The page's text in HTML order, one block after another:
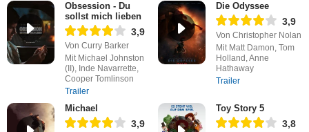
Obsession - Du
sollst mich lieben
3,9
Von Curry Barker
Mit Michael Johnston
(II), Inde Navarrette,
Cooper Tomlinson
Trailer
Die Odyssee
3,9
Von Christopher Nolan
Mit Matt Damon, Tom
Holland, Anne
Hathaway
Trailer
Michael
3,9
Toy Story 5
3,8